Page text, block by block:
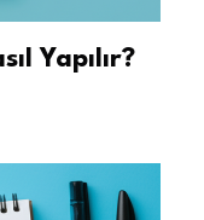
Yapılır?